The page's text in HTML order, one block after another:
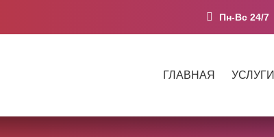
Пн-Вс 24/7
ГЛАВНАЯ УСЛУГИ